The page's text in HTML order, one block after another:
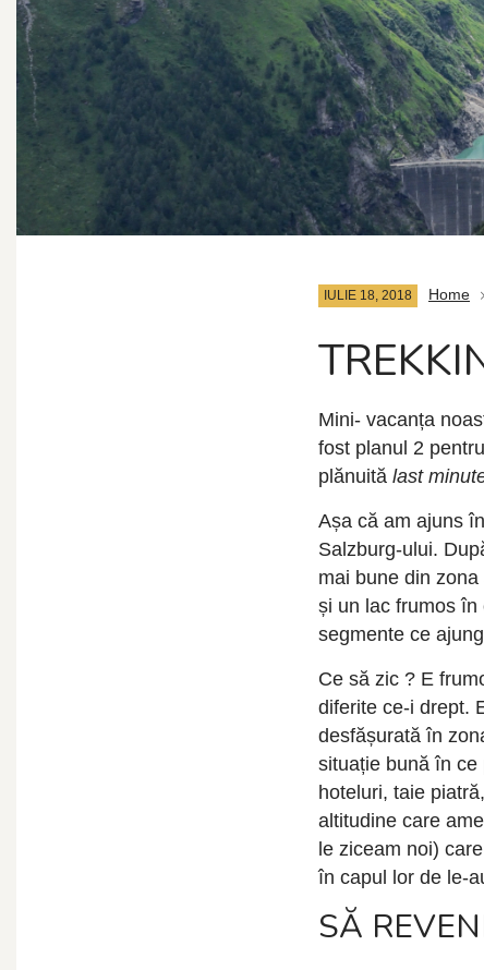
IULIE 18, 2018 Home
Mini- vacanța
fost planul 2
plănuită last
Așa că am ajuns
Salzburg-ului.
mai bune din
și un lac frumos
segmente ce
Ce să zic ? E
diferite ce-i drept.
desfășurată în
situație bună în ce
hoteluri, taie
altitudine care
le ziceam noi)
în capul lor de le-
SĂ